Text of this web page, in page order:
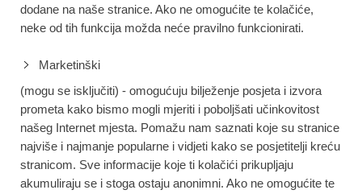
dodane na naše stranice. Ako ne omogućite te kolačiće,
neke od tih funkcija možda neće pravilno funkcionirati.
Marketinški
(mogu se isključiti) - omogućuju bilježenje posjeta i izvora
prometa kako bismo mogli mjeriti i poboljšati učinkovitost
našeg Internet mjesta. Pomažu nam saznati koje su stranice
najviše i najmanje popularne i vidjeti kako se posjetitelji kreću
stranicom. Sve informacije koje ti kolačići prikupljaju
akumuliraju se i stoga ostaju anonimni. Ako ne omogućite te